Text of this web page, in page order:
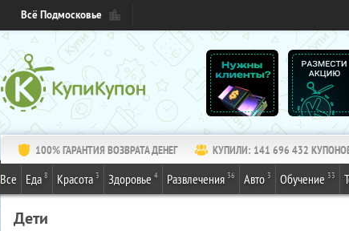
Всё Подмосковье
100% ГАРАНТИЯ ВОЗВРАТА ДЕНЕГ КУПИЛИ: 141 696 432
Все Еда 8 Красота 3 Здоровье 4 Развлечения 36 Авто 3 Обучение 33
Дети